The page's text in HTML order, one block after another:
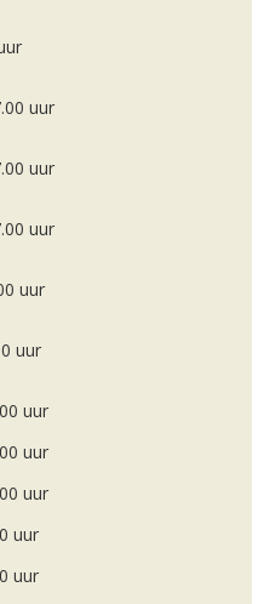
uur
uur
uur
uur
uur
uur
uur
uur
uur
uur